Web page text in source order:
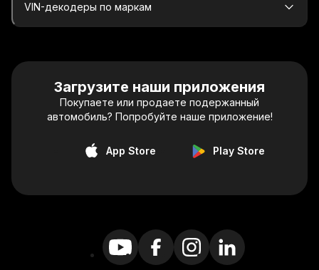
VIN-декодеры по маркам
Загрузите наши приложения
Покупаете или продаете подержанный
автомобиль? Попробуйте наше приложение!
App Store Play Store